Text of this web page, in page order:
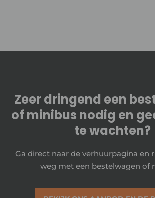
Zeer dringend een
of minibus nodig en
te wachten?
Ga direct naar de verhuurpagina en
weg met een bestelwagen of